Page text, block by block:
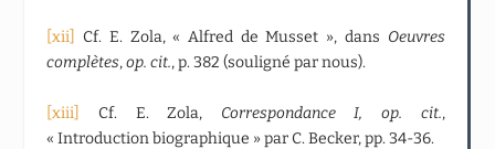
[xii] Cf. E. Zola, « Alfred de Musset », dans Oeuvres
complètes,op. cit., p. 382 (souligné par nous).
[xiii] Cf. E. Zola, Correspondance I, op. cit.,
« Introduction biographique » par C. Becker, pp. 34-36.